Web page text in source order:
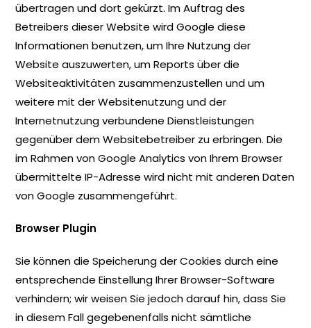
übertragen und dort gekürzt. Im Auftrag des
Betreibers dieser Website wird Google diese
Informationen benutzen, um Ihre Nutzung der
Website auszuwerten, um Reports über die
Websiteaktivitäten zusammenzustellen und um
weitere mit der Websitenutzung und der
Internetnutzung verbundene Dienstleistungen
gegenüber dem Websitebetreiber zu erbringen. Die
im Rahmen von Google Analytics von Ihrem Browser
übermittelte IP-Adresse wird nicht mit anderen Daten
von Google zusammengeführt.
Browser Plugin
Sie können die Speicherung der Cookies durch eine
entsprechende Einstellung Ihrer Browser-Software
verhindern; wir weisen Sie jedoch darauf hin, dass Sie
in diesem Fall gegebenenfalls nicht sämtliche